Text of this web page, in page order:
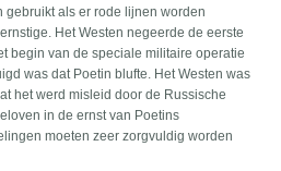
gebruikt als er rode lijnen worden
Het Westen negeerde de eerste
begin van de speciale militaire operatie
was dat Poetin blufte. Het Westen was
het werd misleid door de Russische
in de ernst van Poetins
moeten zeer zorgvuldig worden